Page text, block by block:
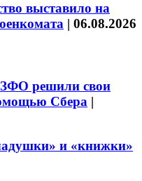
выставило на
| 06.08.2026
решили свои
Сбера |
и «книжки»